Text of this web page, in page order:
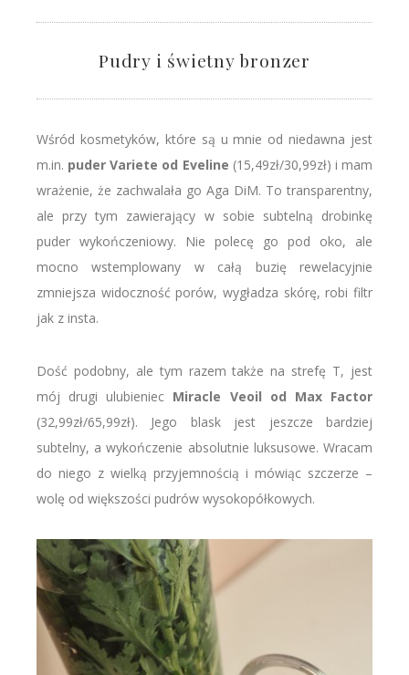
Pudry i świetny bronzer
Wśród kosmetyków, które są u mnie od niedawna jest
m.in. puder Variete od Eveline (15,49zł/30,99zł) i mam
wrażenie, że zachwalała go Aga DiM. To transparentny,
ale przy tym zawierający w sobie subtelną drobinkę
puder wykończeniowy. Nie polecę go pod oko, ale
mocno wstemplowany w całą buzię rewelacyjnie
zmniejsza widoczność porów, wygładza skórę, robi filtr
jak z insta.
Dość podobny, ale tym razem także na strefę T, jest
mój drugi ulubieniec Miracle Veoil od Max Factor
(32,99zł/65,99zł). Jego blask jest jeszcze bardziej
subtelny, a wykończenie absolutnie luksusowe. Wracam
do niego z wielką przyjemnością i mówiąc szczerze –
wolę od większości pudrów wysokopółkowych.